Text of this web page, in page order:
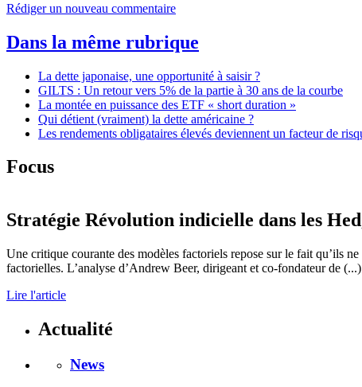
Rédiger un nouveau commentaire
Dans la même rubrique
La dette japonaise, une opportunité à saisir ?
GILTS : Un retour vers 5% de la partie à 30 ans de la courbe
La montée en puissance des ETF « short duration »
Qui détient (vraiment) la dette américaine ?
Les rendements obligataires élevés deviennent un facteur de
Focus
Stratégie Révolution indicielle dans les
Une critique courante des modèles factoriels repose sur le fait qu’ils
factorielles. L’analyse d’Andrew Beer, dirigeant et co-fondateur de (...)
Lire l'article
Actualité
News